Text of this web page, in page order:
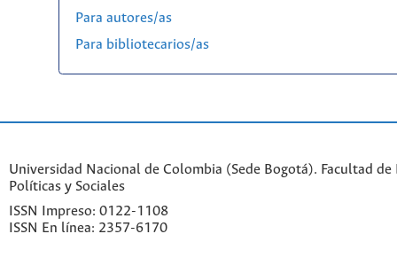
Para autores/as
Para bibliotecarios/as
Universidad Nacional de Colombia (Sede Bogotá). Facultad de
Políticas y Sociales
ISSN Impreso: 0122-1108
ISSN En línea: 2357-6170